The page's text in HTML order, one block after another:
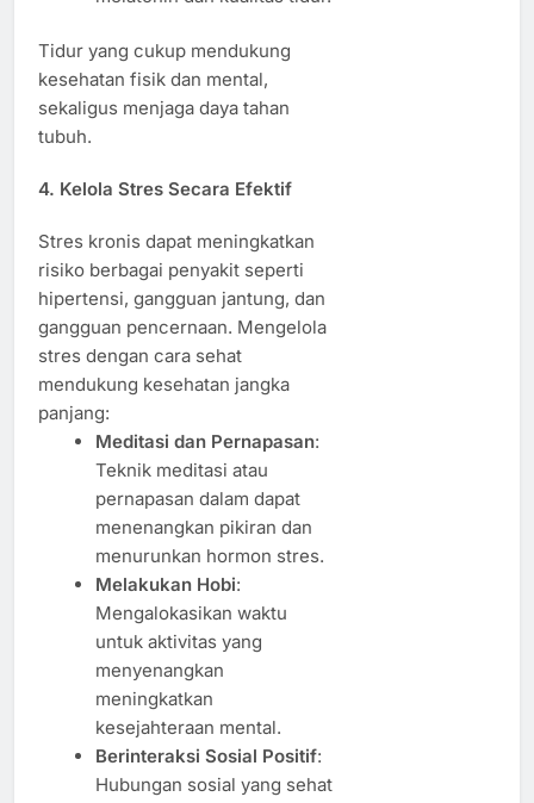
Tidur yang cukup mendukung
kesehatan fisik dan mental,
sekaligus menjaga daya tahan
tubuh.
4. Kelola Stres Secara Efektif
Stres kronis dapat meningkatkan
risiko berbagai penyakit seperti
hipertensi, gangguan jantung, dan
gangguan pencernaan. Mengelola
stres dengan cara sehat
mendukung kesehatan jangka
panjang:
Meditasi dan Pernapasan:
Teknik meditasi atau
pernapasan dalam dapat
menenangkan pikiran dan
menurunkan hormon stres.
Melakukan Hobi:
Mengalokasikan waktu
untuk aktivitas yang
menyenangkan
meningkatkan
kesejahteraan mental.
Berinteraksi Sosial Positif:
Hubungan sosial yang sehat